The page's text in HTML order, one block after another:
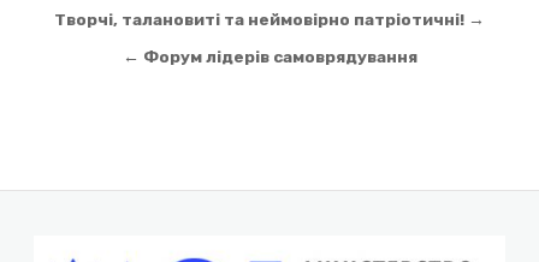
Навігація
записів
Творчі, талановиті та неймовірно патріотичні! →
← Форум лідерів самоврядування